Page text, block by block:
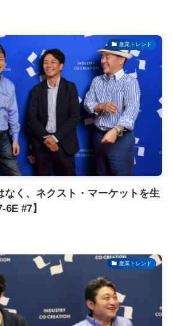
産業トレンド
なく、ネクスト・マーケットを生
#7】
産業トレンド